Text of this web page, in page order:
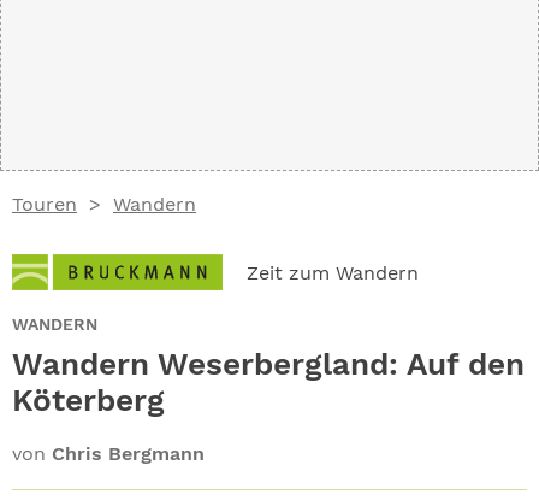
Touren Wandern
Zeit zum Wandern
WANDERN
Wandern Weserbergland: Auf den
Köterberg
von Chris Bergmann
ABO
GEWINNEN
NEWSLETTER